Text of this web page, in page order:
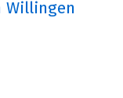
Willingen